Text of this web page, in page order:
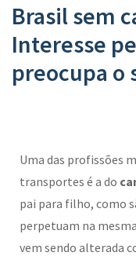
Brasil sem
Interesse
preocupa o
Uma das profissões
transportes é a do
pai para filho, como
perpetuam na
vem sendo alterada